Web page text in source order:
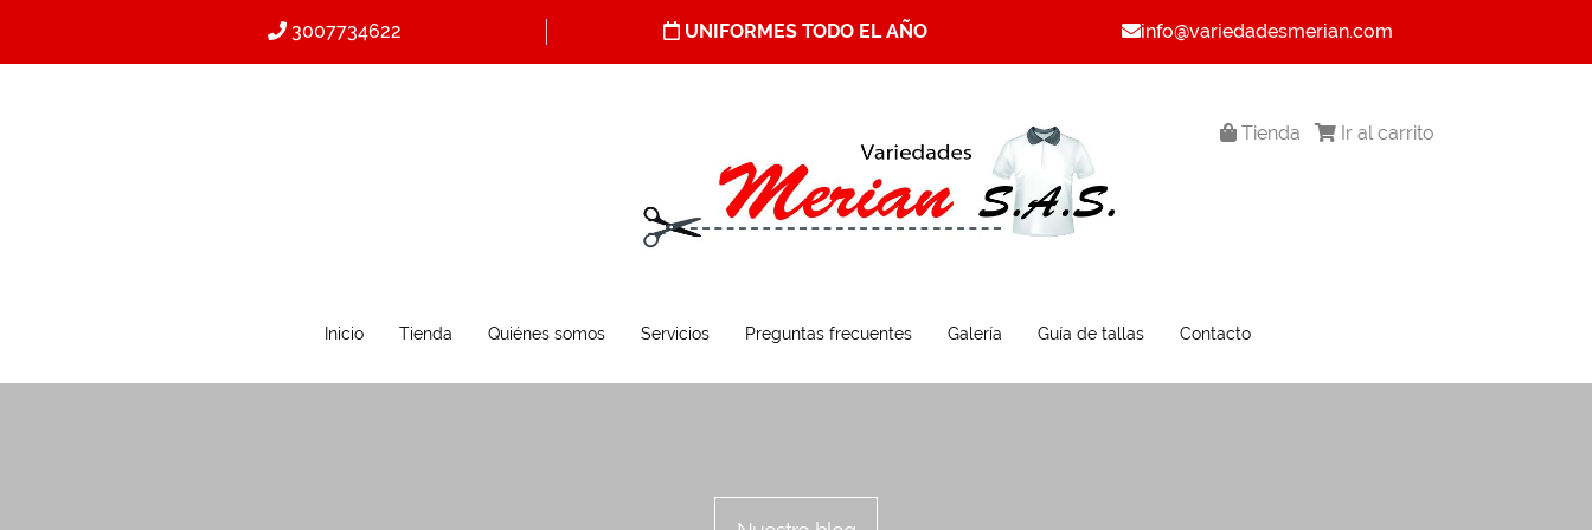
3007734622 UNIFORMES TODO EL AÑO info@variedadesmerian.com
Tienda Ir al carrito
Inicio Tienda Quiénes somos Servicios Preguntas frecuentes Galería Guía de tallas Contacto